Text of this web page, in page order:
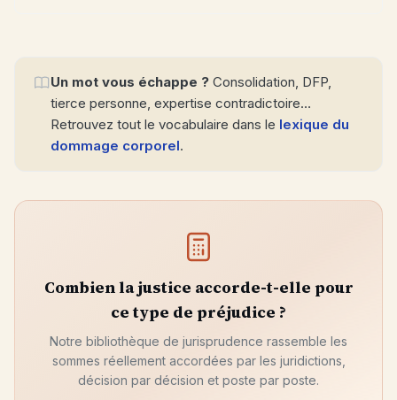
Un mot vous échappe ? Consolidation, DFP,
tierce personne, expertise contradictoire…
Retrouvez tout le vocabulaire dans le lexique du
dommage corporel.
Combien la justice accorde-t-elle pour
ce type de préjudice ?
Notre bibliothèque de jurisprudence rassemble les
sommes réellement accordées par les juridictions,
décision par décision et poste par poste.